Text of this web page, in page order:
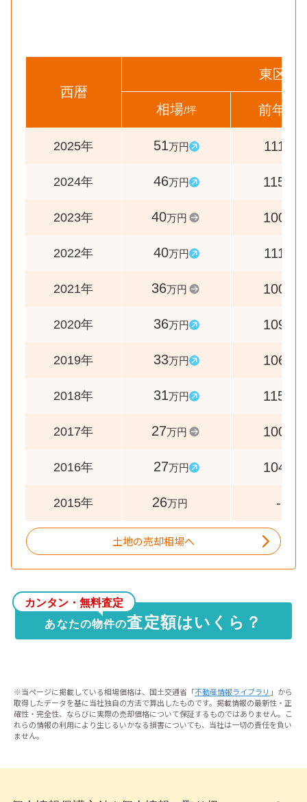
西暦
東区
相場/坪 前年比
2025年 51万円 111
2024年 46万円 115
2023年 40万円 100
2022年 40万円 111
2021年 36万円 100
2020年 36万円 109
2019年 33万円 106
2018年 31万円 115
2017年 27万円 100
2016年 27万円 104
2015年 26万円 -
土地の売却相場へ
カンタン・無料査定
あなたの物件の査定額はいくら？
※当ページに掲載している相場価格は、国土交通省「不動産情報ライブラリ 」から
取得したデータを基に当社独自の方法で算出したものです。掲載情報の最新性・正
確性・完全性、ならびに実際の売却価格について保証するものではありません。こ
れらの情報の利用により生じるいかなる損害についても、当社は一切の責任を負い
ません。